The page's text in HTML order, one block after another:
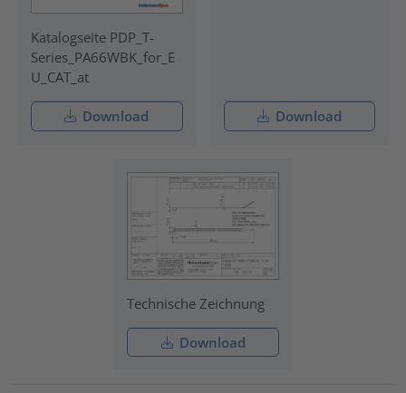
Katalogseite PDP_T-
Series_PA66WBK_for_E
U_CAT_at
Download Download
Technische Zeichnung
Download